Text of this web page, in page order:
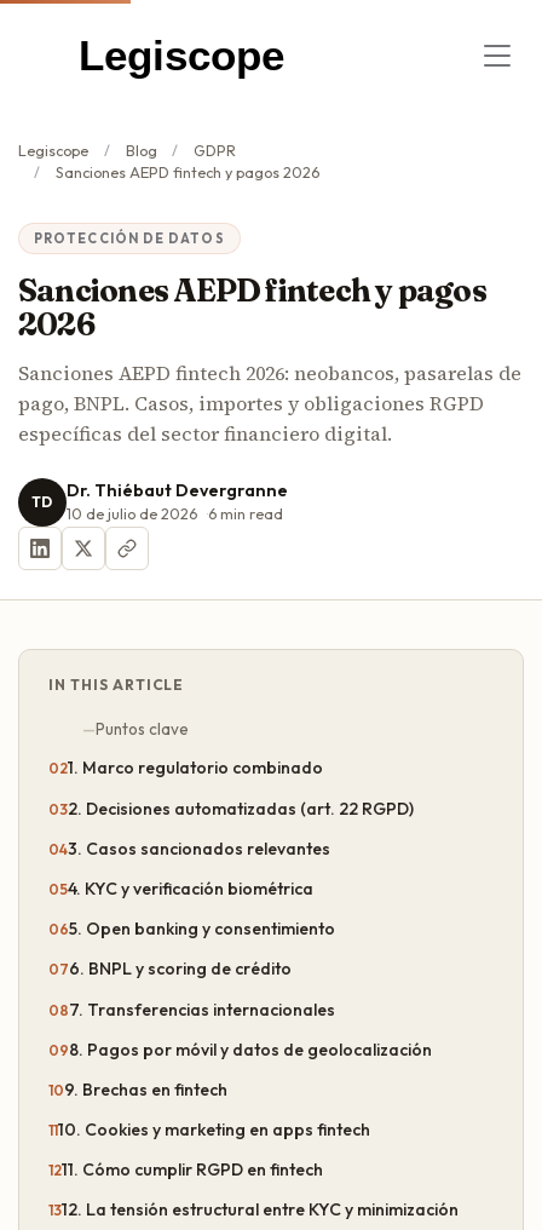
Legiscope
Legiscope Blog
GDPR
Sanciones AEPD fintech y pagos 2026
PROTECCIÓN DE DATOS
Sanciones AEPD fintech y pagos
2026
Sanciones AEPD fintech 2026: neobancos, pasarelas de
pago, BNPL. Casos, importes y obligaciones RGPD
específicas del sector financiero digital.
TD Dr. Thiébaut Devergranne
10 de julio de 2026 6 min read
IN THIS ARTICLE
Puntos clave
1. Marco regulatorio combinado
2. Decisiones automatizadas (art. 22 RGPD)
3. Casos sancionados relevantes
4. KYC y verificación biométrica
5. Open banking y consentimiento
6. BNPL y scoring de crédito
7. Transferencias internacionales
8. Pagos por móvil y datos de geolocalización
9. Brechas en fintech
10. Cookies y marketing en apps fintech
11. Cómo cumplir RGPD en fintech
12. La tensión estructural entre KYC y minimización